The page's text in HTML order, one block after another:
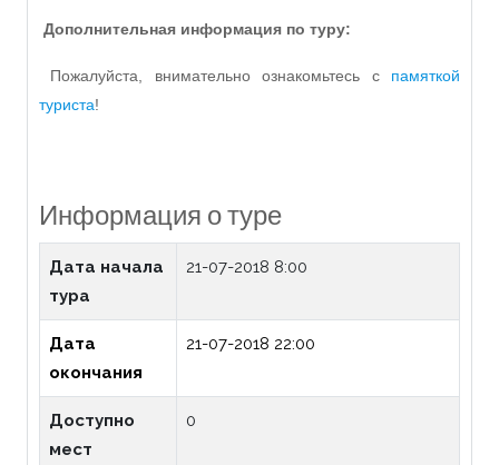
Дополнительная информация по туру:
Пожалуйста, внимательно ознакомьтесь с памяткой
туриста!
Информация о туре
Дата начала
тура
21-07-2018 8:00
Дата
окончания
21-07-2018 22:00
Доступно
мест
0